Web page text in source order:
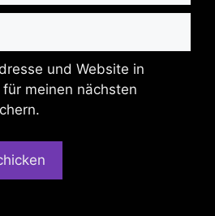
und Website in
meinen nächsten